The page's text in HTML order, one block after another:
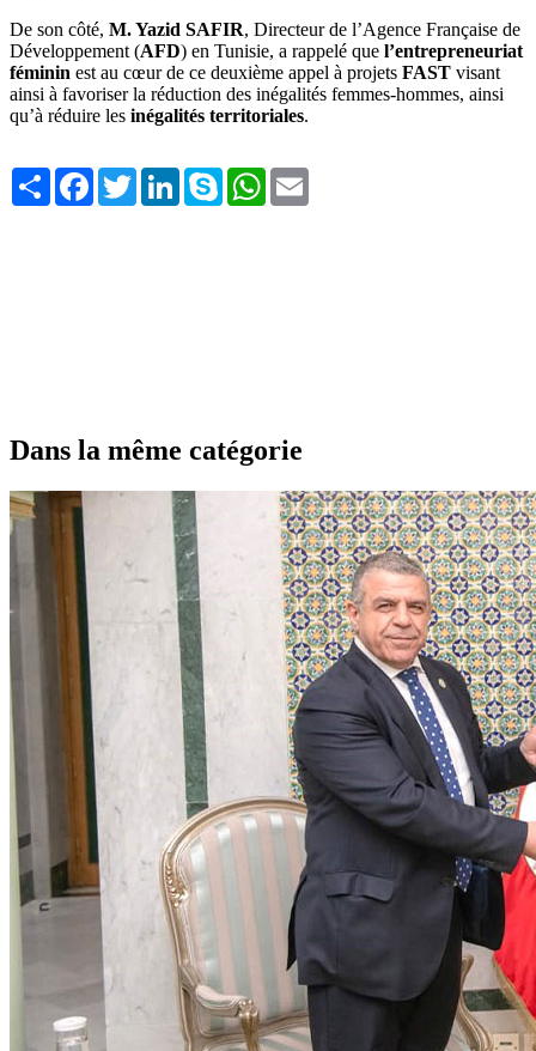
De son côté, M. Yazid SAFIR, Directeur de l’Agence Française de
Développement (AFD) en Tunisie, a rappelé que l’entrepreneuriat
féminin est au cœur de ce deuxième appel à projets FAST visant
ainsi à favoriser la réduction des inégalités femmes-hommes, ainsi
qu’à réduire les inégalités territoriales.
Share FacebookTwitterLinkedInSkype WhatsApp
Dans la même catégorie